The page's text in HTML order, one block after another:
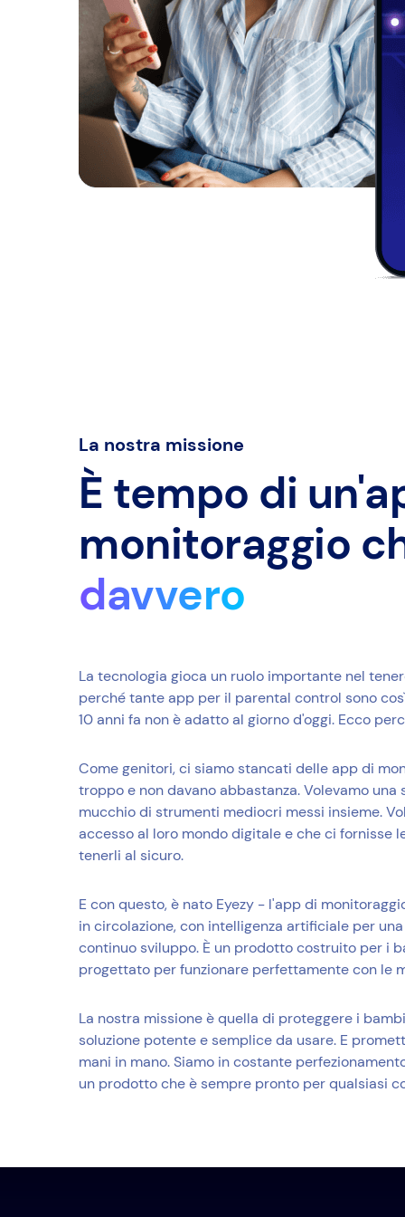
La nostra missione
È tempo di
monitoraggio
davvero
La tecnologia gioca un ruolo importante nel
perché tante app per il parental control sono
10 anni fa non è adatto al giorno d'oggi. Ecco
Come genitori, ci siamo stancati delle app di
troppo e non davano abbastanza. Volevamo una
mucchio di strumenti mediocri messi insieme.
accesso al loro mondo digitale e che ci fornisse
tenerli al sicuro.
E con questo, è nato Eyezy - l'app di
in circolazione, con intelligenza artificiale per
continuo sviluppo. È un prodotto costruito per i
progettato per funzionare perfettamente con le
La nostra missione è quella di proteggere i
soluzione potente e semplice da usare. E
mani in mano. Siamo in costante
un prodotto che è sempre pronto per qualsiasi